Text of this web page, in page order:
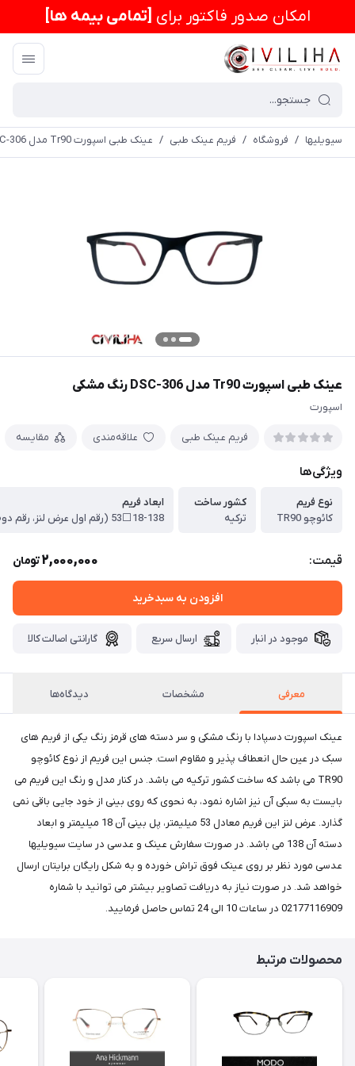
امكان صدور فاکتور برای [تمامی بیمه ها]
سیویلیها / فروشگاه / فریم عینک طبی / عینک طبی اسپورت Tr90 مدل DSC-306 رنگ مشکی
عینک طبی اسپورت Tr90 مدل DSC-306 رنگ مشکی
اسپورت
فریم عینک طبی علاقه‌مندی مقایسه
ویژگی‌ها
نوع فریم
کائوچو TR90
کشور ساخت
ترکیه
ابعاد فریم
قیمت: 2,000,000تومان
افزودن به سبدخرید
موجود در انبار ارسال سریع گارانتی اصالت کالا
معرفی مشخصات دیدگاه‌ها
عینک اسپورت دسپادا با رنگ مشکی و سر دسته های قرمز رنگ یکی از فریم های
سبک در عین حال انعطاف پذیر و مقاوم است. جنس این فریم از نوع کائوچو
TR90 می باشد که ساخت کشور ترکیه می باشد. در کنار مدل و رنگ این فریم می
بایست به سبکی آن نیز اشاره نمود، به نحوی که روی بینی از خود جایی باقی نمی
گذارد. عرض لنز این فریم معادل 53 میلیمتر، پل بینی آن 18 میلیمتر و ابعاد
دسته آن 138 می باشد. در صورت سفارش عینک و عدسی در سایت سیویلیها
عدسی مورد نظر بر روی عینک فوق تراش خورده و به شکل رایگان برایتان ارسال
خواهد شد. در صورت نیاز به دریافت تصاویر بیشتر می توانید با شماره
02177116909 در ساعات 10 الی 24 تماس حاصل فرمایید.
محصولات مرتبط